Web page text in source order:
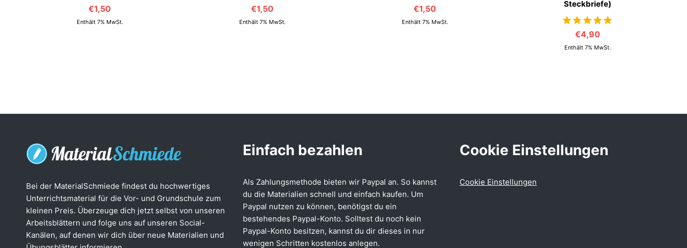
€1,50
Enthält 7% MwSt.
€1,50
Enthält 7% MwSt.
€1,50
Enthält 7% MwSt.
Steckbriefe)
von 5
€4,90
Enthält 7% MwSt.
Bei der MaterialSchmiede findest du hochwertiges
Unterrichtsmaterial für die Vor- und Grundschule zum
kleinen Preis. Überzeuge dich jetzt selbst von unseren
Arbeitsblättern und folge uns auf unseren Social-
Kanälen, auf denen wir dich über neue Materialien und
Einfach bezahlen
Als Zahlungsmethode bieten wir Paypal an. So kannst
du die Materialien schnell und einfach kaufen. Um
Paypal nutzen zu können, benötigst du ein
bestehendes Paypal-Konto. Solltest du noch kein
Paypal-Konto besitzen, kannst du dir dieses in nur
wenigen Schritten kostenlos anlegen.
Cookie Einstellungen
Cookie Einstellungen